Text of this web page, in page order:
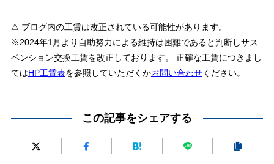
⚠ ブログ内の工賃は改正されている可能性があります。
※2024年1月より自助努力による維持は困難であると判断しサス
ペンション交換工賃を改正しております。 正確な工賃につきまし
てはHP工賃表を参照していただくかお問い合わせください。
この記事をシェアする